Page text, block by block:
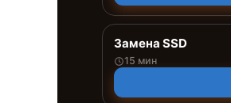
Замена SSD
15 мин